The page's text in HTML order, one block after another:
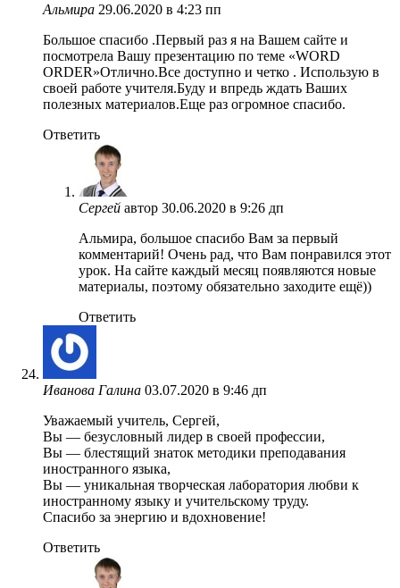
Альмира 29.06.2020 в 4:23 пп
Большое спасибо .Первый раз я на Вашем сайте и
посмотрела Вашу презентацию по теме «WORD
ORDER»Отлично.Все доступно и четко . Использую в
своей работе учителя.Буду и впредь ждать Ваших
полезных материалов.Еще раз огромное спасибо.
Ответить
Сергей автор 30.06.2020 в 9:26 дп
Альмира, большое спасибо Вам за первый
комментарий! Очень рад, что Вам понравился этот
урок. На сайте каждый месяц появляются новые
материалы, поэтому обязательно заходите ещё))
Ответить
Иванова Галина 03.07.2020 в 9:46 дп
Уважаемый учитель, Сергей,
Вы — безусловный лидер в своей профессии,
Вы — блестящий знаток методики преподавания
иностранного языка,
Вы — уникальная творческая лаборатория любви к
иностранному языку и учительскому труду.
Спасибо за энергию и вдохновение!
Ответить